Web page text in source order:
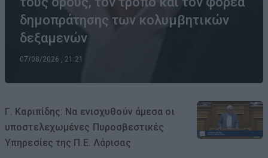
δημοπράτησης των κολυμβητικών
δεξαμενών
07/08/2026 , 21:21
Γ. Καριπίδης: Να ενισχυθούν άμεσα οι
υποστελεχωμένες Πυροσβεστικές
Υπηρεσίες της Π.Ε. Λάρισας